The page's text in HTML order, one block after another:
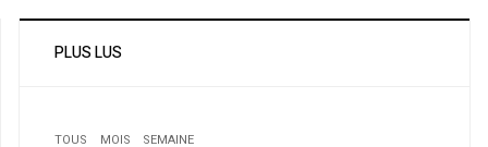
PLUS LUS
TOUS MOIS
SEMAINE